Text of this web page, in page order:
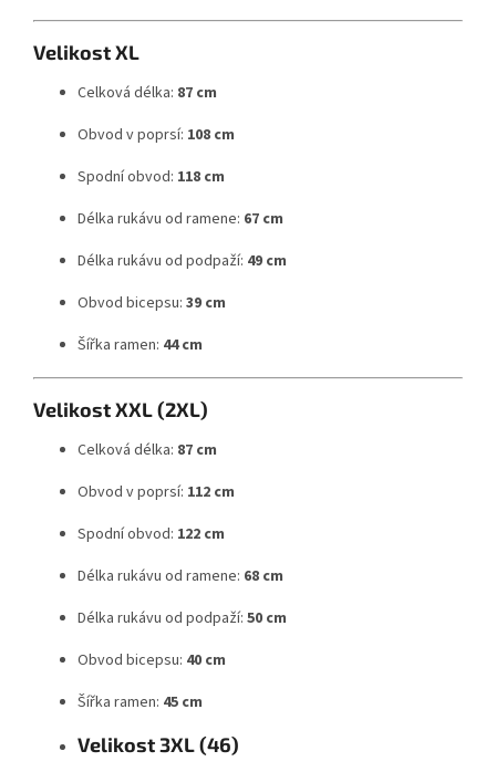
Velikost XL
Celková délka: 87 cm
Obvod v poprsí: 108 cm
Spodní obvod: 118 cm
Délka rukávu od ramene: 67 cm
Délka rukávu od podpaží: 49 cm
Obvod bicepsu: 39 cm
Šířka ramen: 44 cm
Velikost XXL (2XL)
Celková délka: 87 cm
Obvod v poprsí: 112 cm
Spodní obvod: 122 cm
Délka rukávu od ramene: 68 cm
Délka rukávu od podpaží: 50 cm
Obvod bicepsu: 40 cm
Šířka ramen: 45 cm
Velikost 3XL (46)